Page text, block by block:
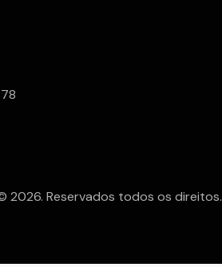
2026. Reservados todos os direitos.